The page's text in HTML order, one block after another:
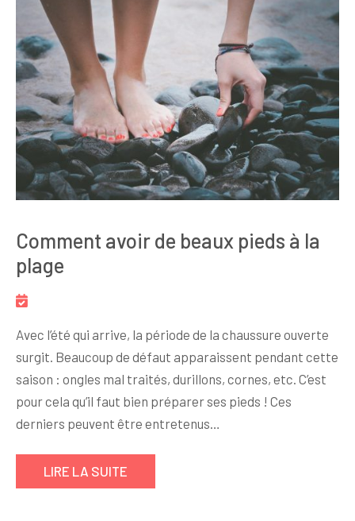
Comment avoir de beaux pieds à la
plage
Avec l’été qui arrive, la période de la chaussure ouverte
surgit. Beaucoup de défaut apparaissent pendant cette
saison : ongles mal traités, durillons, cornes, etc. C’est
pour cela qu’il faut bien préparer ses pieds ! Ces
derniers peuvent être entretenus…
LIRE LA SUITE